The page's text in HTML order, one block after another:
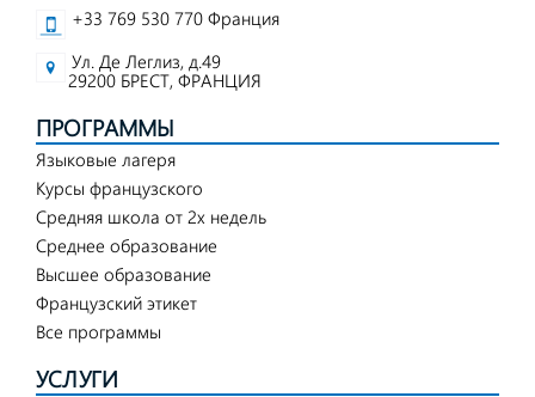
+33 769 530 770 Франция
Ул. Де Леглиз, д.49
29200 БРЕСТ, ФРАНЦИЯ
ПРОГРАММЫ
Языковые лагеря
Курсы французского
Средняя школа от 2х недель
Среднее образование
Высшее образование
Французский этикет
Все программы
УСЛУГИ